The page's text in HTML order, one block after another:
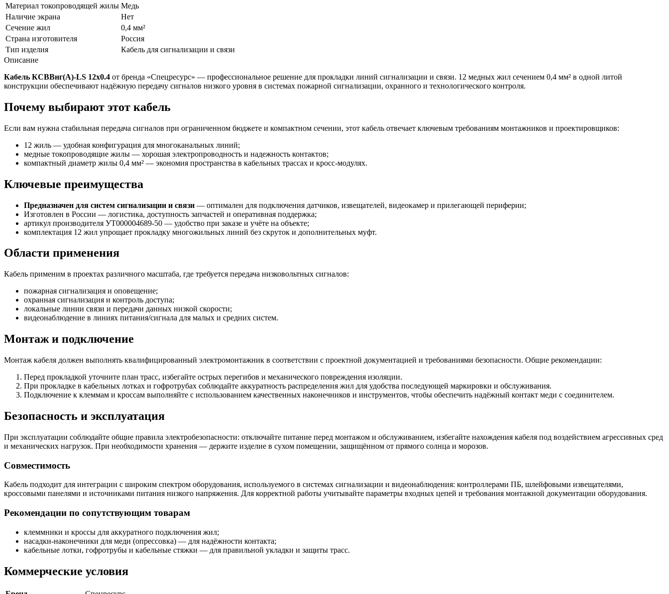
Материал токопроводящей жилы Медь
Наличие экрана
Нет
Сечение жил
0,4 мм²
Страна изготовителя
Россия
Тип изделия
Кабель для сигнализации и связи
Описание
Кабель КСВВнг(A)-LS 12x0.4 от бренда «Спецресурс» — профессиональное решение для прокладки линий сигнализации и связи. 12 медных жил сечением 0,4 мм² в одной литой
конструкции обеспечивают надёжную передачу сигналов низкого уровня в системах пожарной сигнализации, охранного и технологического контроля.
Почему выбирают этот кабель
Если вам нужна стабильная передача сигналов при ограниченном бюджете и компактном сечении, этот кабель отвечает ключевым требованиям монтажников и проектировщиков:
12 жиль — удобная конфигурация для многоканальных линий;
медные токопроводящие жилы — хорошая электропроводность и надежность контактов;
компактный диаметр жилы 0,4 мм² — экономия пространства в кабельных трассах и кросс-модулях.
Ключевые преимущества
Предназначен для систем сигнализации и связи — оптимален для подключения датчиков, извещателей, видеокамер и прилегающей периферии;
Изготовлен в России — логистика, доступность запчастей и оперативная поддержка;
артикул производителя УТ000004689-50 — удобство при заказе и учёте на объекте;
комплектация 12 жил упрощает прокладку многожильных линий без скруток и дополнительных муфт.
Области применения
Кабель применим в проектах различного масштаба, где требуется передача низковольтных сигналов:
пожарная сигнализация и оповещение;
охранная сигнализация и контроль доступа;
локальные линии связи и передачи данных низкой скорости;
видеонаблюдение в линиях питания/сигнала для малых и средних систем.
Монтаж и подключение
Монтаж кабеля должен выполнять квалифицированный электромонтажник в соответствии с проектной документацией и требованиями безопасности. Общие рекомендации:
Перед прокладкой уточните план трасс, избегайте острых перегибов и механического повреждения изоляции.
При прокладке в кабельных лотках и гофротрубах соблюдайте аккуратность распределения жил для удобства последующей маркировки и обслуживания.
Подключение к клеммам и кроссам выполняйте с использованием качественных наконечников и инструментов, чтобы обеспечить надёжный контакт меди с соединителем.
Безопасность и эксплуатация
При эксплуатации соблюдайте общие правила электробезопасности: отключайте питание перед монтажом и обслуживанием, избегайте нахождения кабеля под воздействием агрессивных сред
и механических нагрузок. При необходимости хранения — держите изделие в сухом помещении, защищённом от прямого солнца и морозов.
Совместимость
Кабель подходит для интеграции с широким спектром оборудования, используемого в системах сигнализации и видеонаблюдения: контроллерами ПБ, шлейфовыми извещателями,
кроссовыми панелями и источниками питания низкого напряжения. Для корректной работы учитывайте параметры входных цепей и требования монтажной документации оборудования.
Рекомендации по сопутствующим товарам
клеммники и кроссы для аккуратного подключения жил;
насадки-наконечники для меди (опрессовка) — для надёжности контакта;
кабельные лотки, гофротрубы и кабельные стяжки — для правильной укладки и защиты трасс.
Коммерческие условия